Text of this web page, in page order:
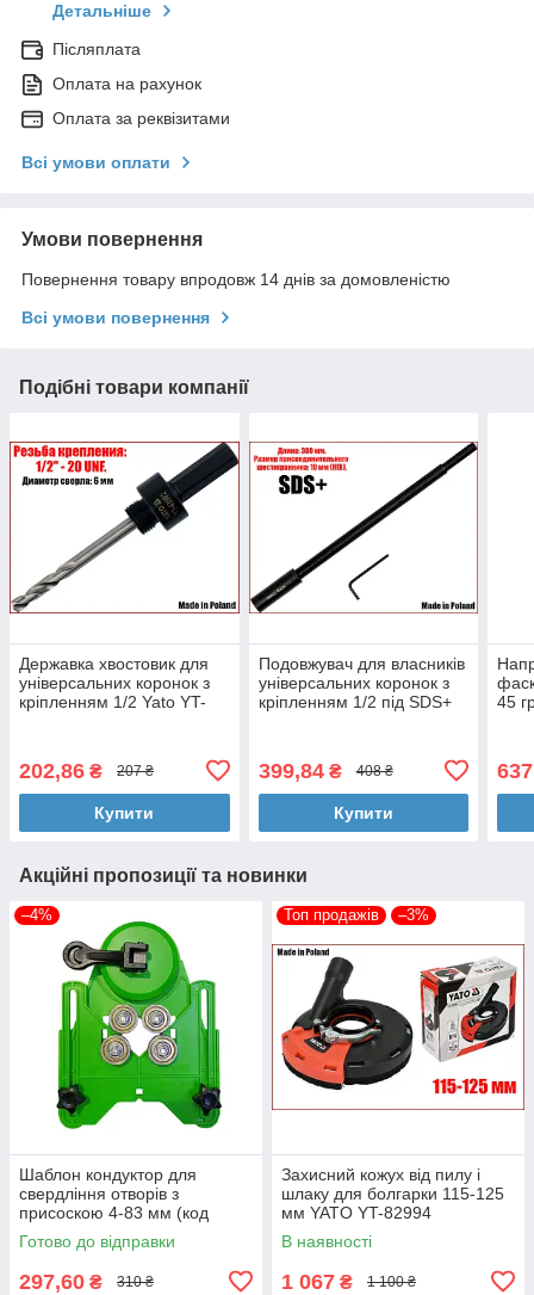
Детальніше
Післяплата
Оплата на рахунок
Оплата за реквізитами
Всі умови оплати
Умови повернення
Повернення товару впродовж 14 днів за домовленістю
Всі умови повернення
Подібні товари компанії
Державка хвостовик для
універсальних коронок з
кріпленням 1/2 Yato YT-
202,86 ₴ 207 ₴
Купити
Подовжувач для власників
універсальних коронок з
кріпленням 1/2 під SDS+
399,84₴ 408 ₴
Купити
45
637
Акційні пропозиції та новинки
–4%
Шаблон кондуктор для
свердління отворів з
присоскою 4-83 мм (код
08054)
Готово до відправки
297,60 ₴ 310 ₴
Топ продажів –3%
Захисний кожух від пилу і
шлаку для болгарки 115-125
мм YATO YT-82994
В наявності
1 067 ₴ 1 100 ₴